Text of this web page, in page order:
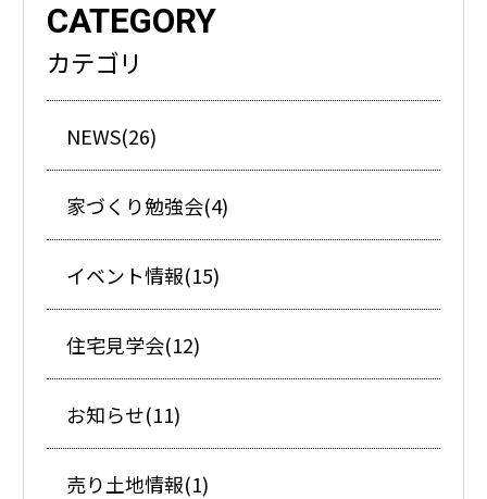
CATEGORY
カテゴリ
NEWS(26)
家づくり勉強会(4)
イベント情報(15)
住宅見学会(12)
お知らせ(11)
売り土地情報(1)